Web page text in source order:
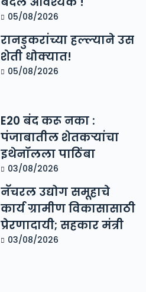
05/08/2026
रानडुकरांच्या हल्ल्याने उस
शेती धोक्यात!
05/08/2026
E20 बंद करू नका :
पंजाबातील शेतकऱ्यांचा
इथेनॉलला पाठिंबा
03/08/2026
नॅचरल उद्योग समूहाचे
कार्य ग्रामीण विकासासाठी
प्रेरणादायी; सहकार मंत्री
03/08/2026